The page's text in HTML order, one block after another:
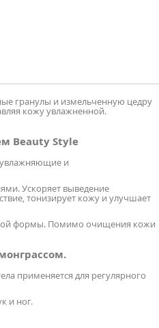
гранулы и измельченную цедру
кожу увлажненной.
Beauty Style
и
Ускоряет выведение
тонизирует кожу и улучшает
формы. Помимо очищения кожи
применяется для регулярного
и ног.